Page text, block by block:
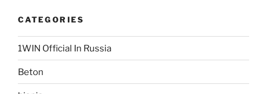
CATEGORIES
1WIN Official In Russia
Beton